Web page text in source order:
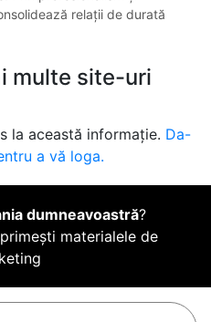
relații de durată
multe site-uri
la această informație. Da-
a vă loga.
dumneavoastră?
materialele de